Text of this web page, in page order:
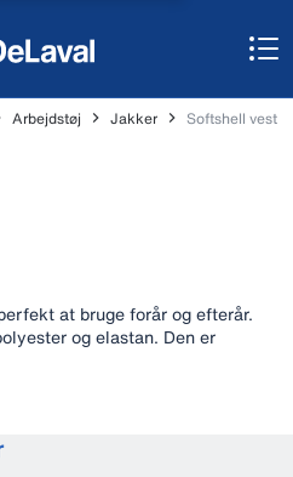
Arbejdstøj Jakker Softshell vest
at bruge forår og efterår.
og elastan. Den er